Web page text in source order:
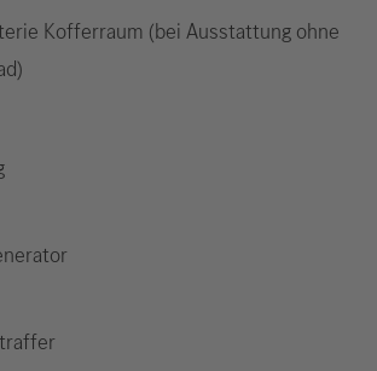
Kofferraum (bei Ausstattung ohne